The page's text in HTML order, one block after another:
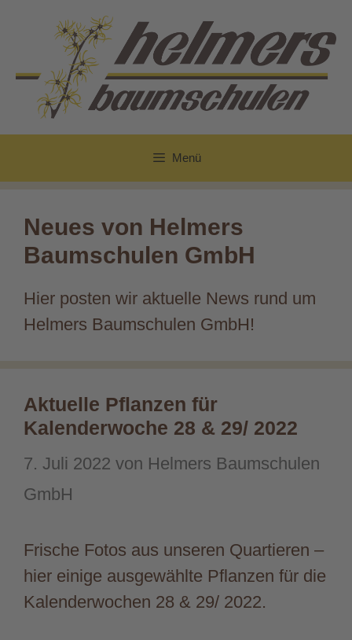
springen
Menü
Neues von Helmers
Baumschulen GmbH
Hier posten wir aktuelle News rund um
Helmers Baumschulen GmbH!
Aktuelle Pflanzen für
Kalenderwoche 28 & 29/ 2022
7. Juli 2022 von Helmers Baumschulen
GmbH
Frische Fotos aus unseren Quartieren –
hier einige ausgewählte Pflanzen für die
Kalenderwochen 28 & 29/ 2022.